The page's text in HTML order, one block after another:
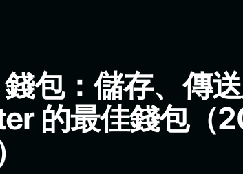
包：儲存、傳
的最佳錢包（